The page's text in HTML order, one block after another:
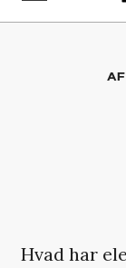
AF
Hvad har